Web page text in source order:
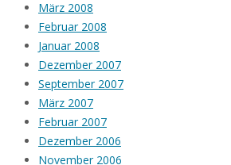
März 2008
Februar 2008
Januar 2008
Dezember 2007
September 2007
März 2007
Februar 2007
Dezember 2006
November 2006